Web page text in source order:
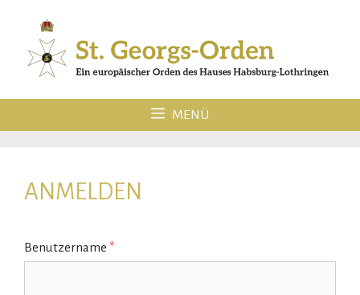
springen
MENÜ
ANMELDEN
Benutzername *